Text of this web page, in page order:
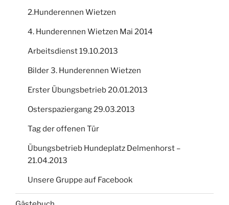
2.Hunderennen Wietzen
4. Hunderennen Wietzen Mai 2014
Arbeitsdienst 19.10.2013
Bilder 3. Hunderennen Wietzen
Erster Übungsbetrieb 20.01.2013
Osterspaziergang 29.03.2013
Tag der offenen Tür
Übungsbetrieb Hundeplatz Delmenhorst –
21.04.2013
Unsere Gruppe auf Facebook